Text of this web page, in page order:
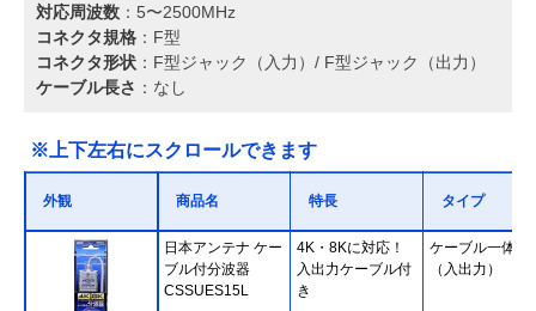
対応周波数 ：5〜2500MHz
コネクタ規格 ：F型
コネクタ形状 ：F型ジャック（入力）/ F型ジャック（出力）
ケーブル長さ ：なし
※上下左右にスクロールできます
外観 商品名 特長 タイプ
日本アンテナ ケー
ブル付分波器
CSSUES15L
4K・8Kに対応！
入出力ケーブル付
き
ケーブル一体型
（入出力）